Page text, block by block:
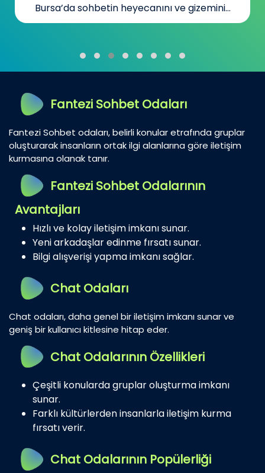
Bursa’da sohbetin heyecanını ve gizemini...
Fantezi Sohbet Odaları
Fantezi Sohbet odaları, belirli konular etrafında gruplar
oluşturarak insanların ortak ilgi alanlarına göre iletişim
kurmasına olanak tanır.
Fantezi Sohbet Odalarının
Avantajları
Hızlı ve kolay iletişim imkanı sunar.
Yeni arkadaşlar edinme fırsatı sunar.
Bilgi alışverişi yapma imkanı sağlar.
Chat Odaları
Chat odaları, daha genel bir iletişim imkanı sunar ve
geniş bir kullanıcı kitlesine hitap eder.
Chat Odalarının Özellikleri
Çeşitli konularda gruplar oluşturma imkanı
sunar.
Farklı kültürlerden insanlarla iletişim kurma
fırsatı verir.
Chat Odalarının Popülerliği